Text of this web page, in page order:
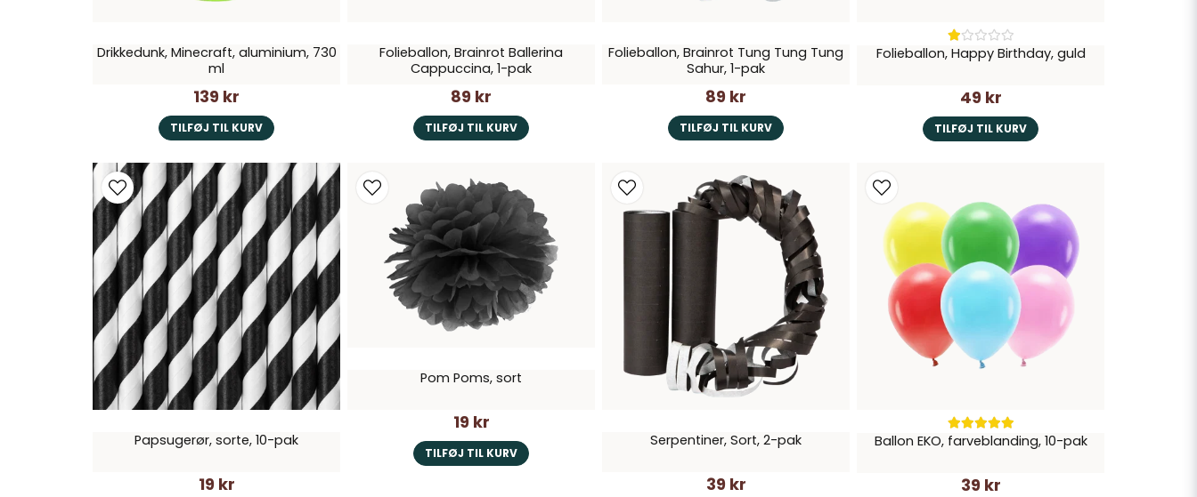
Drikkedunk, Minecraft, aluminium, 730
ml
139 kr
TILFØJ TIL KURV
Folieballon, Brainrot Ballerina
Cappuccina, 1-pak
89 kr
TILFØJ TIL KURV
Folieballon, Brainrot Tung Tung Tung
Sahur, 1-pak
89 kr
TILFØJ TIL KURV
Folieballon, Happy Birthday, guld
49 kr
TILFØJ TIL KURV
Papsugerør, sorte, 10-pak
19 kr
Pom Poms, sort
19 kr
TILFØJ TIL KURV
Serpentiner, Sort, 2-pak
39 kr
Ballon EKO, farveblanding, 10-pak
39 kr